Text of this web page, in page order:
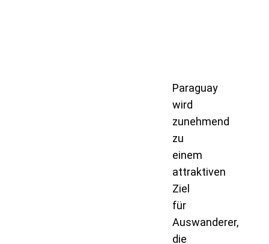
Paraguay
wird
zunehmend
zu
einem
attraktiven
Ziel
für
Auswanderer,
die